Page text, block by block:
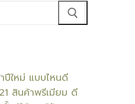
ปีใหม่ แบบไหนดี
สินค้าพรีเมียม ดี